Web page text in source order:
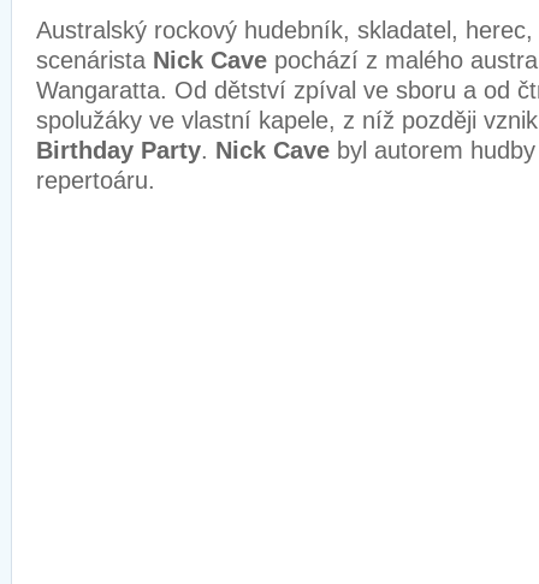
Australský rockový hudebník, skladatel,
scenárista Nick Cave pochází z malého
Wangaratta. Od dětství zpíval ve sboru a od
spolužáky ve vlastní kapele, z níž později
Birthday Party. Nick Cave byl autorem
repertoáru.